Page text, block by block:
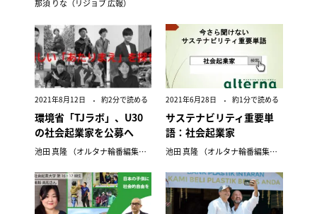
那須 りな（リジョブ 広報）
2021年8月12日 約2分で読める
環境省「TJラボ」、U30
の社会起業家を公募へ
池田 真隆 （オルタナ輪番編集長）
2021年6月28日 約1分で読める
サステナビリティ重要単
語：社会起業家
池田 真隆 （オルタナ輪番編集長）